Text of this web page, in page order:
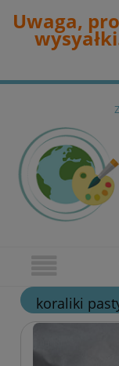
Uwaga,
koraliki